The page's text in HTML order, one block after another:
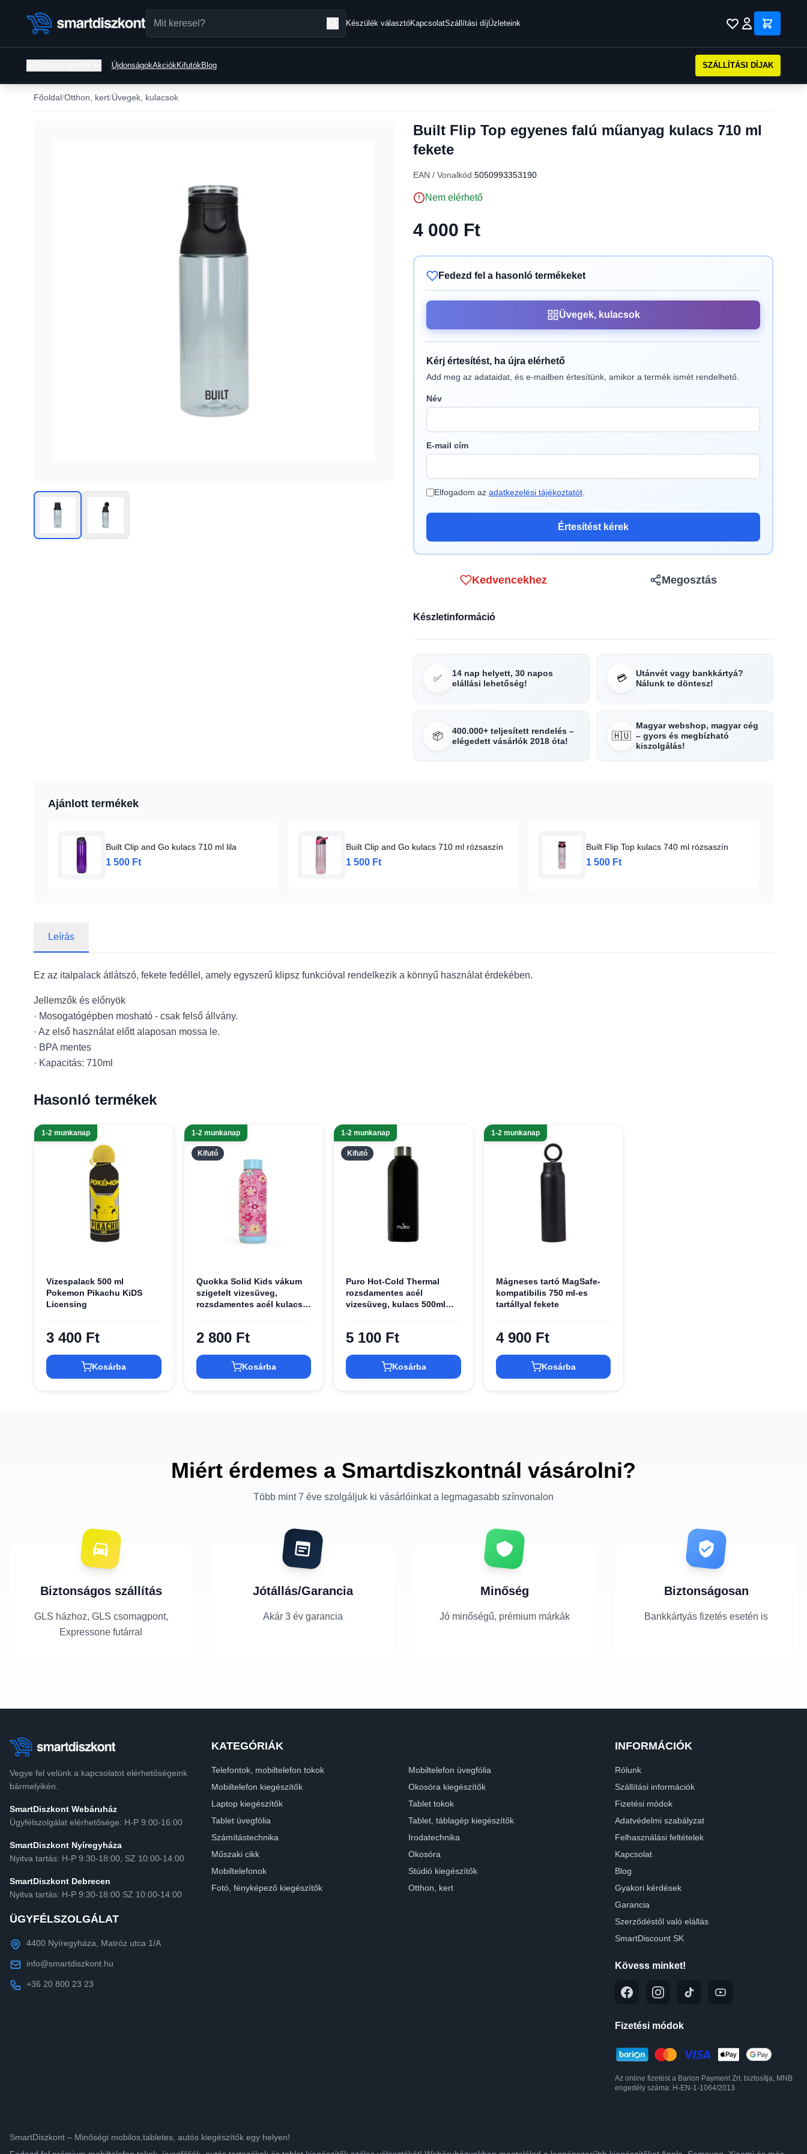
Készülék választóKapcsolatSzállítási díjÜzleteink
ÚjdonságokAkciókKifutókBlog SZÁLLÍTÁSI DÍJAK
Főoldal Otthon, kert Üvegek, kulacsok
Built Flip Top egyenes falú műanyag kulacs 710 ml
fekete
EAN / Vonalkód:5050993353190
Nem elérhető
4 000 Ft
Fedezd fel a hasonló termékeket
Üvegek, kulacsok
Kérj értesítést, ha újra elérhető
Add meg az adataidat, és e-mailben értesítünk, amikor a termék ismét rendelhető.
Név
E-mail cím
Elfogadom az adatkezelési tájékoztatót
Értesítést kérek
Kedvencekhez Megosztás
Készletinformáció
✅
14 nap helyett, 30 napos
elállási lehetőség!
💳
Utánvét vagy bankkártyá?
Nálunk te döntesz!
📦
400.000+ teljesített rendelés –
elégedett vásárlók 2018 óta!
🇭🇺
Magyar webshop, magyar cég
– gyors és megbízható
kiszolgálás!
Ajánlott termékek
Built Clip and Go kulacs 710 ml lila
1 500 Ft
Built Clip and Go kulacs 710 ml rózsaszín
1 500 Ft
Built Flip Top kulacs 740 ml rózsaszín
1 500 Ft
Leírás
Ez az italpalack átlátszó, fekete fedéllel, amely egyszerű klipsz funkcióval rendelkezik a könnyű használat érdekében.
Jellemzők és előnyök
· Mosogatógépben mosható - csak felső állvány.
· Az első használat előtt alaposan mossa le.
· BPA mentes
· Kapacitás: 710ml
Hasonló termékek
1-2 munkanap
Vizespalack 500 ml
Pokemon Pikachu KiDS
Licensing
3 400 Ft
Kosárba
Kifutó
1-2 munkanap
Quokka Solid Kids vákum
szigetelt vizesüveg,
rozsdamentes acél kulacs
2 800 Ft
Kosárba
Kifutó
1-2 munkanap
Puro Hot-Cold Thermal
rozsdamentes acél
vizesüveg, kulacs 500ml
5 100 Ft
Kosárba
1-2 munkanap
Mágneses tartó MagSafe-
kompatibilis 750 ml-es
tartállyal fekete
4 900 Ft
Kosárba
Miért érdemes a Smartdiszkontnál vásárolni?
Több mint 7 éve szolgáljuk ki vásárlóinkat a legmagasabb színvonalon
Biztonságos szállítás
GLS házhoz, GLS csomagpont,
Expressone futárral
Jótállás/Garancia
Akár 3 év garancia
Minőség
Jó minőségű, prémium márkák
Biztonságosan
Bankkártyás fizetés esetén is
Vegye fel velünk a kapcsolatot elérhetőségeink
bármelyikén.
SmartDiszkont Webáruház
Ügyfélszolgálat elérhetősége: H-P 9:00-16:00
SmartDiszkont Nyíregyháza
Nyitva tartás: H-P 9:30-18:00, SZ 10:00-14:00
SmartDiszkont Debrecen
Nyitva tartás: H-P 9:30-18:00 SZ 10:00-14:00
ÜGYFÉLSZOLGÁLAT
4400 Nyíregyháza, Matróz utca 1/A
info@smartdiszkont.hu
+36 20 800 23 23
KATEGÓRIÁK
Telefontok, mobiltelefon tokok
Mobiltelefon üvegfólia
Mobiltelefon kiegészítők
Okosóra kiegészítők
Laptop kiegészítők
Tablet tokok
Tablet üvegfólia
Tablet, táblagép kiegészítők
Számítástechnika
Irodatechnika
Műszaki cikk
Okosóra
Mobiltelefonok
Stúdió kiegészítők
Fotó, fényképező kiegészítők
Otthon, kert
INFORMÁCIÓK
Rólunk
Szállítási információk
Fizetési módok
Adatvédelmi szabályzat
Felhasználási feltételek
Kapcsolat
Blog
Gyakori kérdések
Garancia
Szerződéstől való elállás
SmartDiscount SK
Kövess minket!
Fizetési módok
Az online fizetést a Barion Payment Zrt. biztosítja, MNB
engedély száma: H-EN-1-1064/2013
SmartDiszkont – Minőségi mobilos,tabletes, autós kiegészítők egy helyen!